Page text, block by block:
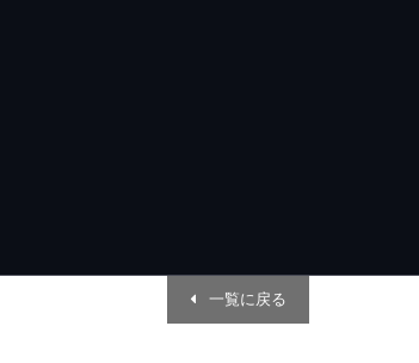
一覧に戻る